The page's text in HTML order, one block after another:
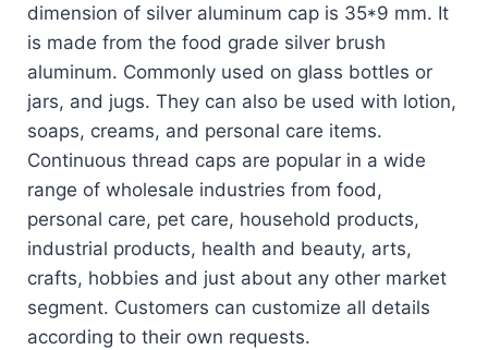
dimension of silver aluminum cap is 35*9 mm. It
is made from the food grade silver brush
aluminum. Commonly used on glass bottles or
jars, and jugs. They can also be used with lotion,
soaps, creams, and personal care items.
Continuous thread caps are popular in a wide
range of wholesale industries from food,
personal care, pet care, household products,
industrial products, health and beauty, arts,
crafts, hobbies and just about any other market
segment. Customers can customize all details
according to their own requests.